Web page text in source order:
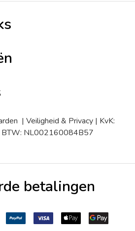
| Veiligheid & Privacy| KvK:
NL002160084B57
betalingen